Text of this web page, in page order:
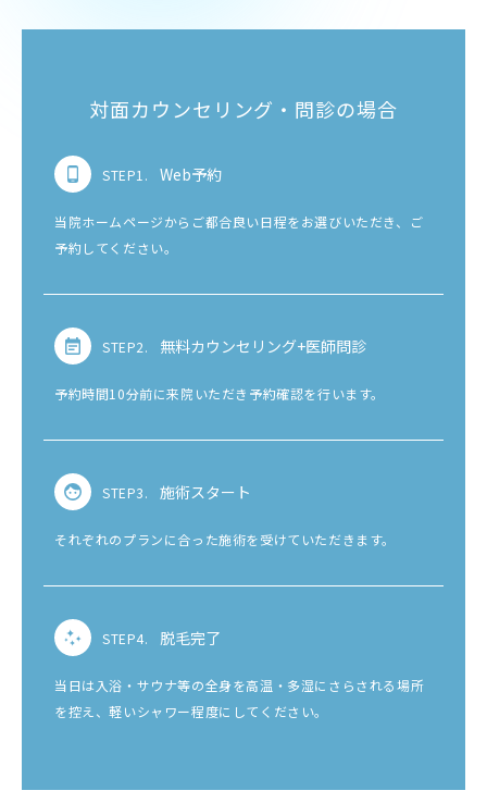
対面カウンセリング・問診の場合
STEP1. Web予約
当院ホームページからご都合良い日程をお選びいただき、ご
予約してください。
STEP2. 無料カウンセリング+医師問診
予約時間10分前に来院いただき予約確認を行います。
STEP3. 施術スタート
それぞれのプランに合った施術を受けていただきます。
STEP4. 脱毛完了
当日は入浴・サウナ等の全身を高温・多湿にさらされる場所
を控え、軽いシャワー程度にしてください。